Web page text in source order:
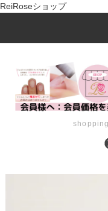
ReiRoseショップ